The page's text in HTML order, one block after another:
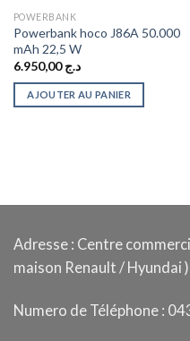
POWERBANK
Powerbank hoco J86A 50.000
mAh 22,5 W
د.ج6.950,00
AJOUTER AU PANIER
Adresse : Centre
maison Renault / Hyundai
Numero de Téléphone :